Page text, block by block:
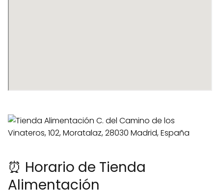
⏰ Horario de Tienda
Alimentación